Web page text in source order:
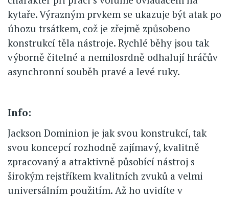
kytaře. Výrazným prvkem se ukazuje být atak po
úhozu trsátkem, což je zřejmě způsobeno
konstrukcí těla nástroje. Rychlé běhy jsou tak
výborně čitelné a nemilosrdně odhalují hráčův
asynchronní souběh pravé a levé ruky.
Info:
Jackson Dominion je jak svou konstrukcí, tak
svou koncepcí rozhodně zajímavý, kvalitně
zpracovaný a atraktivně působící nástroj s
širokým rejstříkem kvalitních zvuků a velmi
universálním použitím. Až ho uvidíte v